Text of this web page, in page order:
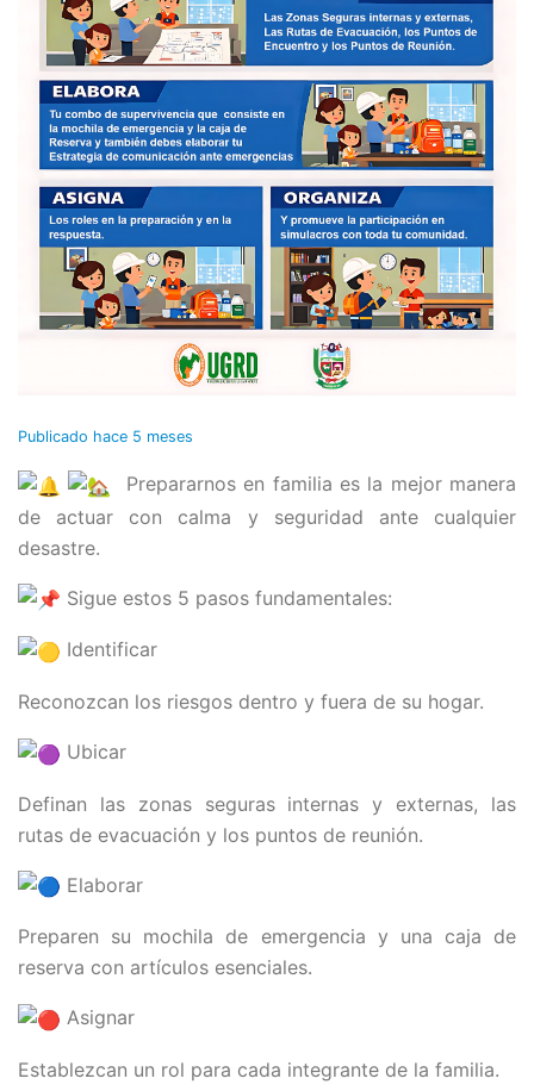
Publicado hace 5 meses
Prepararnos en familia es la mejor manera
de actuar con calma y seguridad ante cualquier
desastre.
Sigue estos 5 pasos fundamentales:
Identificar
Reconozcan los riesgos dentro y fuera de su hogar.
Ubicar
Definan las zonas seguras internas y externas, las
rutas de evacuación y los puntos de reunión.
Elaborar
Preparen su mochila de emergencia y una caja de
reserva con artículos esenciales.
Asignar
Establezcan un rol para cada integrante de la familia.